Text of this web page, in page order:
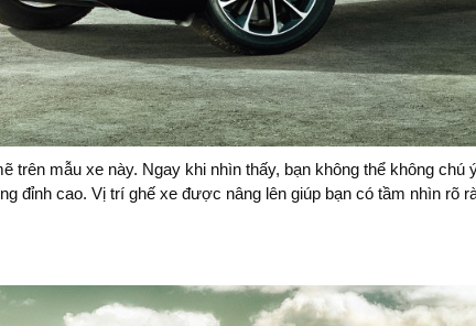
trên mẫu xe này. Ngay khi nhìn thấy, bạn không thể không
đỉnh cao. Vị trí ghế xe được nâng lên giúp bạn có tầm nhìn rõ